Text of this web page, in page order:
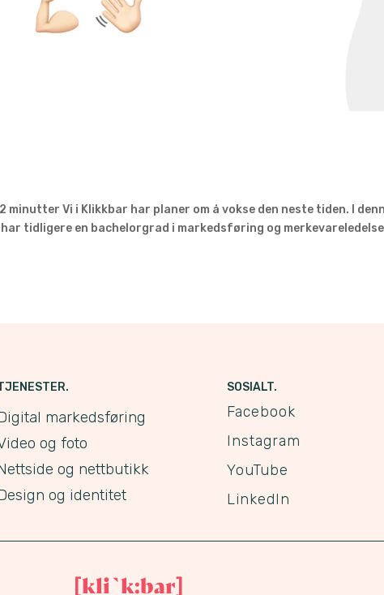
Vi i Klikkbar har planer om å vokse den neste tiden. I
tidligere en bachelorgrad i markedsføring og
markedsføring
og foto
og nettbutikk
og identitet
SOSIALT.
Facebook
Instagram
YouTube
LinkedIn
[kli`k:bar]